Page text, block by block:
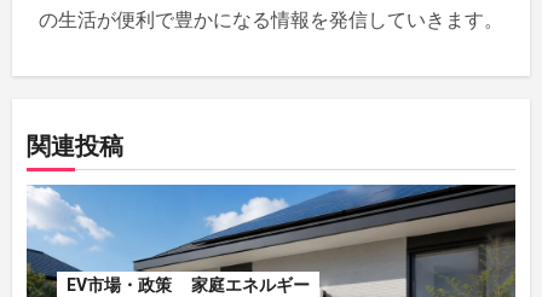
の生活が便利で豊かになる情報を発信していきます。
関連投稿
EV市場・政策 家庭エネルギー